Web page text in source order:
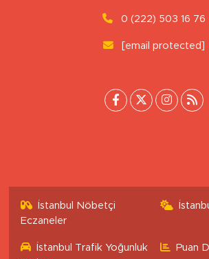
0 (222) 503 16 76
[email protected]
İstanbul Nöbetçi
Eczaneler
İstanbul Trafik Yoğunluk
Puan